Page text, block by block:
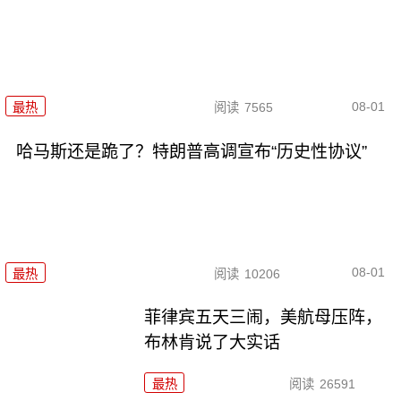
最热 阅读 7565 08-01
哈马斯还是跪了？特朗普高调宣布“历史性协议”
最热 阅读 10206 08-01
菲律宾五天三闹，美航母压阵，
布林肯说了大实话
最热 阅读 26591